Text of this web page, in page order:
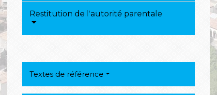
Restitution de l'autorité parentale
Textes de référence